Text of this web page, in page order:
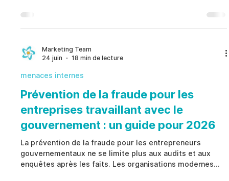
rapidement les indicateurs de risque, en renforçant les
contrôles internes, en améliorant les enquêtes et en
fausses réclamations ne surviennent. Une stratégie de
prévention renforce la gouvernance, protège les fon
Marketing Team
24 juin
18 min de lecture
menaces internes
Prévention de la fraude pour les
entreprises travaillant avec le
gouvernement : un guide pour 2026
La prévention de la fraude pour les entrepreneurs
gouvernementaux ne se limite plus aux audits et aux
enquêtes après les faits. Les organisations modernes